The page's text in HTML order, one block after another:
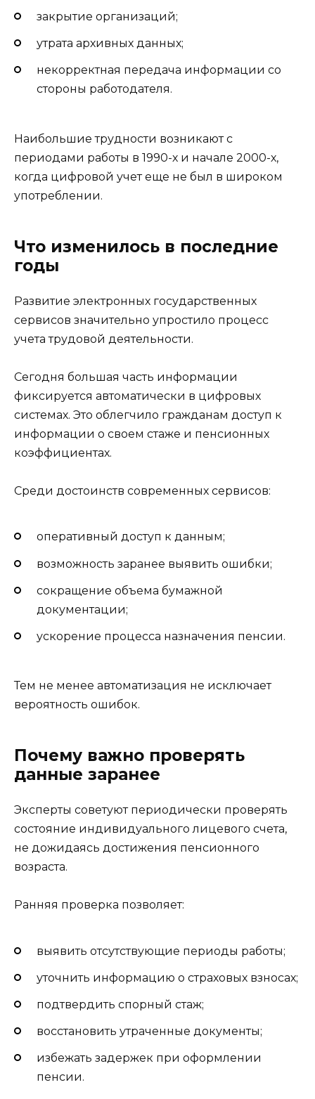
закрытие организаций;
утрата архивных данных;
некорректная передача информации со
стороны работодателя.
Наибольшие трудности возникают с
периодами работы в 1990-х и начале 2000-х,
когда цифровой учет еще не был в широком
употреблении.
Что изменилось в последние
годы
Развитие электронных государственных
сервисов значительно упростило процесс
учета трудовой деятельности.
Сегодня большая часть информации
фиксируется автоматически в цифровых
системах. Это облегчило гражданам доступ к
информации о своем стаже и пенсионных
коэффициентах.
Среди достоинств современных сервисов:
оперативный доступ к данным;
возможность заранее выявить ошибки;
сокращение объема бумажной
документации;
ускорение процесса назначения пенсии.
Тем не менее автоматизация не исключает
вероятность ошибок.
Почему важно проверять
данные заранее
Эксперты советуют периодически проверять
состояние индивидуального лицевого счета,
не дожидаясь достижения пенсионного
возраста.
Ранняя проверка позволяет:
выявить отсутствующие периоды работы;
уточнить информацию о страховых взносах;
подтвердить спорный стаж;
восстановить утраченные документы;
избежать задержек при оформлении
пенсии.